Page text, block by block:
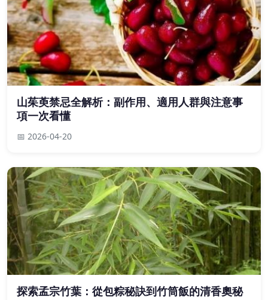
山茱萸禁忌全解析：副作用、適用人群與注意事
項一次看懂
📅 2026-04-20
探索孟宗竹葉：從包粽秘訣到竹筒飯的清香奧秘